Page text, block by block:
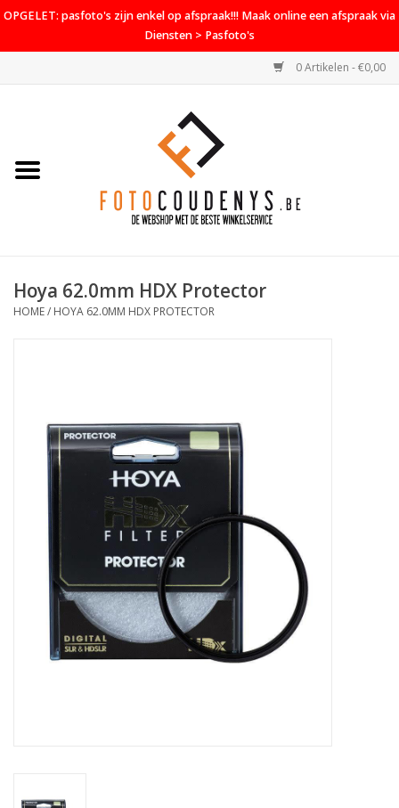
OPGELET: pasfoto's zijn enkel op afspraak!!! Maak online een afspraak via
Diensten > Pasfoto's
0 Artikelen - €0,00
Home
PROMO
Hoya 62.0mm HDX Protector
HOME/ HOYA 62.0MM HDX PROTECTOR